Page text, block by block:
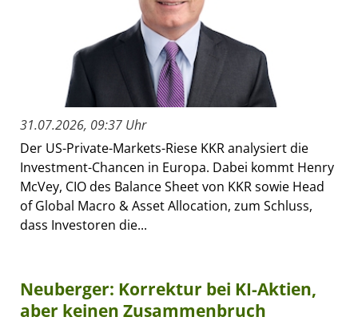
31.07.2026, 09:37 Uhr
Der US-Private-Markets-Riese KKR analysiert die
Investment-Chancen in Europa. Dabei kommt Henry
McVey, CIO des Balance Sheet von KKR sowie Head
of Global Macro & Asset Allocation, zum Schluss,
dass Investoren die...
Neuberger: Korrektur bei KI-Aktien,
aber keinen Zusammenbruch